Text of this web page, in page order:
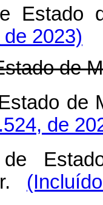
de 2023)
de
de
de